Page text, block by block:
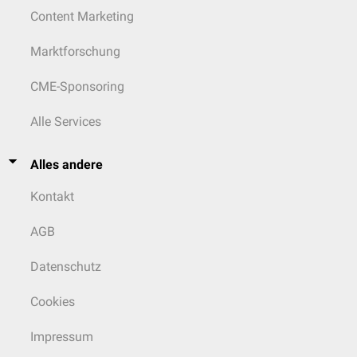
Content Marketing
Marktforschung
CME-Sponsoring
Alle Services
Alles andere
Kontakt
AGB
Datenschutz
Cookies
Impressum